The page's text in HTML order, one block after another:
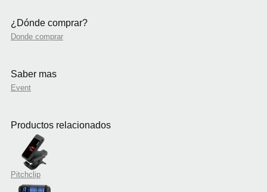
¿Dónde comprar?
Donde comprar
Saber mas
Event
Productos relacionados
Pitchclip